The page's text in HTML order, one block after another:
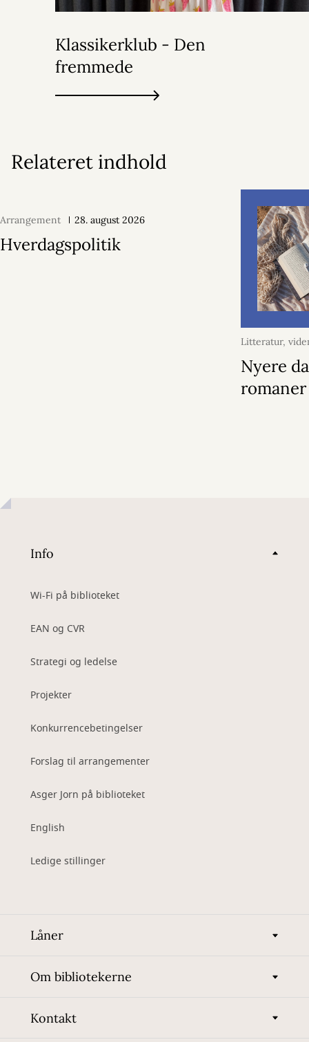
Klassikerklub - Den
fremmede
Relateret indhold
Arrangement 28. august 2026
Hverdagspolitik
Litteratur,
juni 2026
Nyere
romaner
Info
Wi-Fi på biblioteket
EAN og CVR
Strategi og ledelse
Projekter
Konkurrencebetingelser
Forslag til arrangementer
Asger Jorn på biblioteket
English
Ledige stillinger
Låner
Om bibliotekerne
Kontakt